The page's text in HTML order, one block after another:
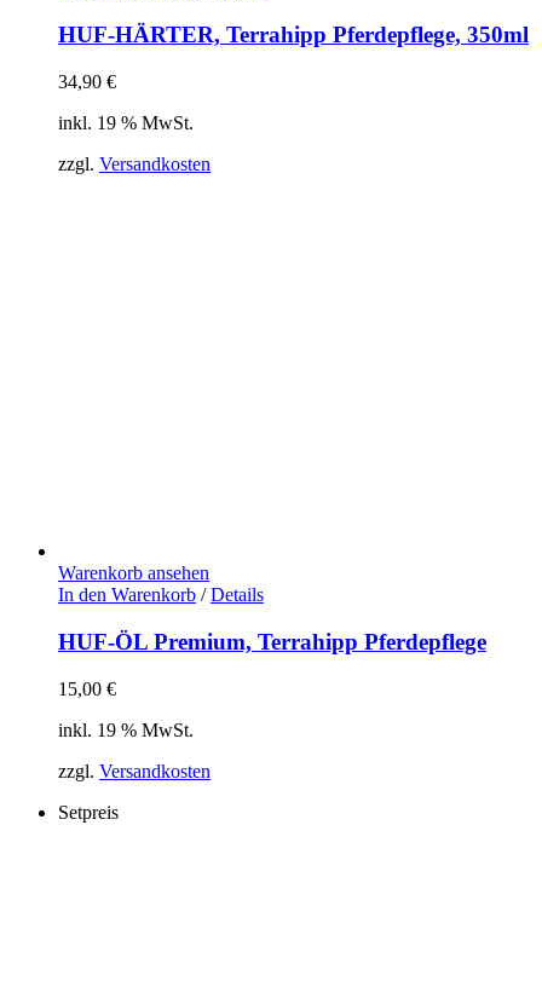
HUF-HÄRTER, Terrahipp Pferdepflege, 350ml
34,90 €
inkl. 19 % MwSt.
zzgl. Versandkosten
Warenkorb ansehen
In den Warenkorb / Details
HUF-ÖL Premium, Terrahipp Pferdepflege
15,00 €
inkl. 19 % MwSt.
zzgl. Versandkosten
Setpreis